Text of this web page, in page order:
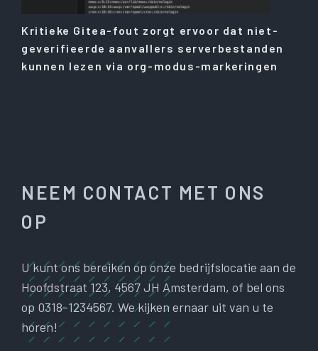
Kritieke Gitea-fout zorgt ervoor dat niet-
geverifieerde aanvallers serverbestanden
kunnen lezen via org-modus-markeringen
NEEM CONTACT MET ONS
OP
U kunt ons bereiken op onze bedrijfslocatie aan de
Hoofdstraat 123, 4567 JH Amsterdam, of bel ons
op 0318-1234567. We kijken ernaar uit van u te
horen!